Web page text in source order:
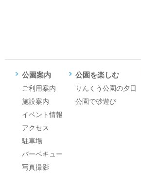
公園案内
ご利用案内
施設案内
イベント情報
アクセス
駐車場
バーベキュー
写真撮影
公園を楽しむ
りんくう公園の夕日
公園で砂遊び